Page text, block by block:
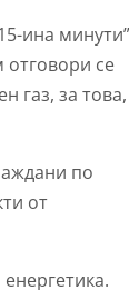
ина минути”
се
газ, за
по
от